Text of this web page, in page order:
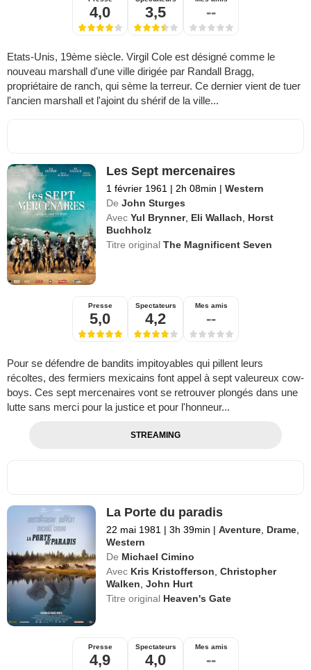
4,0 3,5 --
Etats-Unis, 19ème siècle. Virgil Cole est désigné comme le
nouveau marshall d'une ville dirigée par Randall Bragg,
propriétaire de ranch, qui sème la terreur. Ce dernier vient de tuer
l'ancien marshall et l'ajoint du shérif de la ville...
Les Sept mercenaires
1 février 1961 | 2h 08min | Western
De John Sturges
Avec Yul Brynner, Eli Wallach, Horst
Buchholz
Titre originalThe Magnificent Seven
Presse
5,0
Spectateurs
4,2
Mes amis
--
Pour se défendre de bandits impitoyables qui pillent leurs
récoltes, des fermiers mexicains font appel à sept valeureux cow-
boys. Ces sept mercenaires vont se retrouver plongés dans une
lutte sans merci pour la justice et pour l'honneur...
STREAMING
La Porte du paradis
22 mai 1981 | 3h 39min | Aventure, Drame,
Western
De Michael Cimino
Avec Kris Kristofferson,Christopher
Walken,John Hurt
Titre original Heaven's Gate
Presse
4,9
Spectateurs
4,0
Mes amis
--